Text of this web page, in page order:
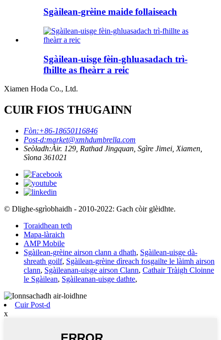
Sgàilean-grèine maide follaiseach
Sgàilean-uisge fèin-ghluasadach trì-
fhillte as fheàrr a reic
Xiamen Hoda Co., Ltd.
CUIR FIOS THUGAINN
Fòn:+86-18650116846
Post-d:market@xmhdumbrella.com
Seòladh:Àir. 129, Rathad Jingquan, Sgìre Jimei, Xiamen,
Sìona 361021
© Dlighe-sgrìobhaidh - 2010-2022: Gach còir glèidhte.
Toraidhean teth
Mapa-làraich
AMP Mobile
Sgàilean-grèine airson clann a dhath, Sgàilean-uisge dà-
shreath goilf, Sgàilean-grèine dìreach fosgailte le làimh airson
clann, Sgàileanan-uisge airson Clann, Cathair Tràigh Cloinne
le Sgàilean, Sgàileanan-uisge dathte,
Cuir Post-d
x